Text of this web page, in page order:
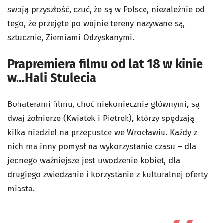
swoją przyszłość, czuć, że są w Polsce, niezależnie od
tego, że przejęte po wojnie tereny nazywane są,
sztucznie, Ziemiami Odzyskanymi.
Prapremiera filmu od lat 18 w kinie
w...Hali Stulecia
Bohaterami filmu, choć niekoniecznie głównymi, są
dwaj żołnierze (Kwiatek i Pietrek), którzy spędzają
kilka niedziel na przepustce we Wrocławiu. Każdy z
nich ma inny pomysł na wykorzystanie czasu – dla
jednego ważniejsze jest uwodzenie kobiet, dla
drugiego zwiedzanie i korzystanie z kulturalnej oferty
miasta.